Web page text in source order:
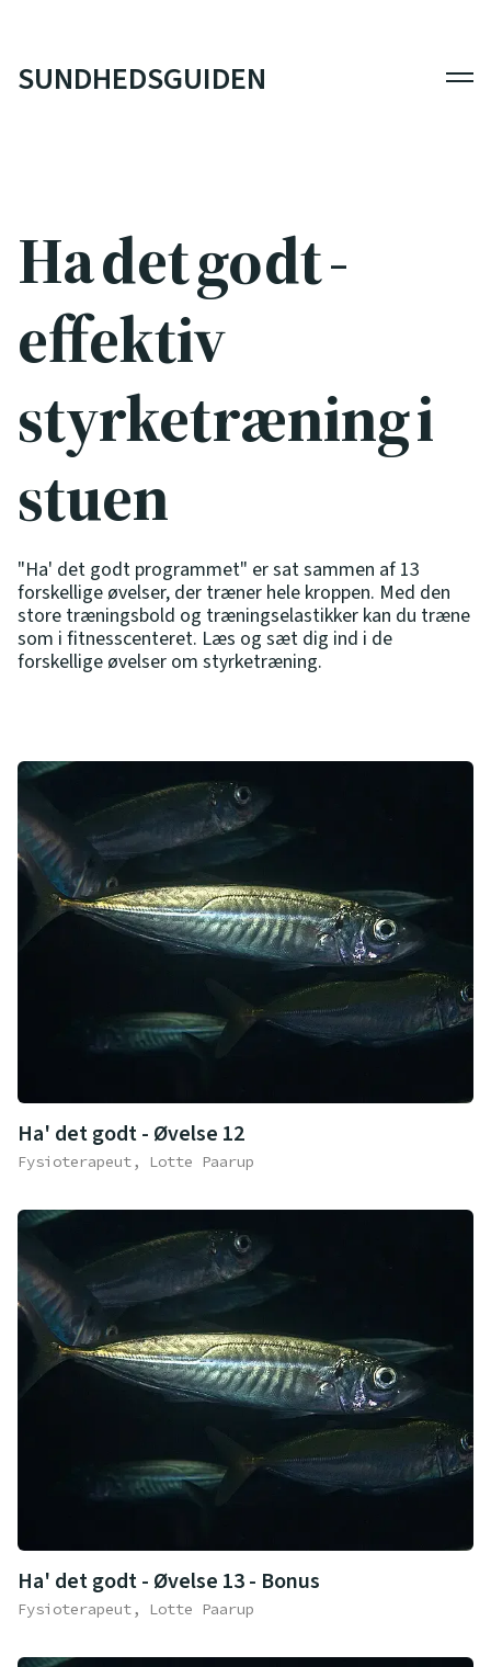
SUNDHEDSGUIDEN
Ha det godt -
effektiv
styrketræning i
stuen
"Ha' det godt programmet" er sat sammen af 13
forskellige øvelser, der træner hele kroppen. Med den
store træningsbold og træningselastikker kan du træne
som i fitnesscenteret. Læs og sæt dig ind i de
forskellige øvelser om styrketræning.
Ha' det godt - Øvelse 12
Fysioterapeut, Lotte Paarup
Ha' det godt - Øvelse 13 - Bonus
Fysioterapeut, Lotte Paarup